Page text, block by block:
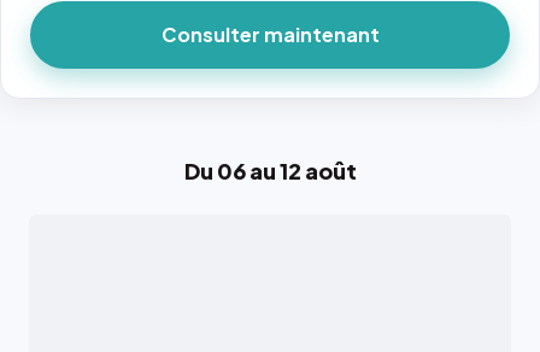
Du 06 au 12 août
Consulter maintenant